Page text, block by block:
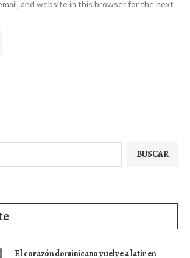
and website in this browser for the next
BUSCAR
El corazón dominicano vuelve a latir en